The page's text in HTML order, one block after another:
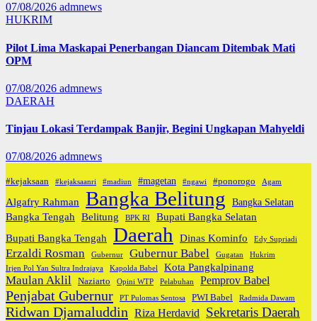
07/08/2026 admnews
HUKRIM
Pilot Lima Maskapai Penerbangan Diancam Ditembak Mati
OPM
07/08/2026 admnews
DAERAH
Tinjau Lokasi Terdampak Banjir, Begini Ungkapan Mahyeldi
07/08/2026 admnews
#kejaksaan #kejaksaanri #madiun #magetan #ngawi #ponorogo Agam
Algafry Rahman Bangka Belitung Bangka Selatan
Bangka Tengah Belitung BPK RI
Bupati Bangka Selatan
Bupati Bangka Tengah Daerah Dinas Kominfo Edy Supriadi
Erzaldi Rosman Gubernur Gubernur Babel Gugatan
Hukrim
Irjen Pol Yan Sultra Indrajaya
Kapolda Babel Kota Pangkalpinang
Maulan Aklil Naziarto Opini WTP Pelabuhan Pemprov Babel
Penjabat Gubernur PT Pulomas Sentosa PWI Babel Radmida Dawam
Ridwan Djamaluddin Riza Herdavid Sekretaris Daerah